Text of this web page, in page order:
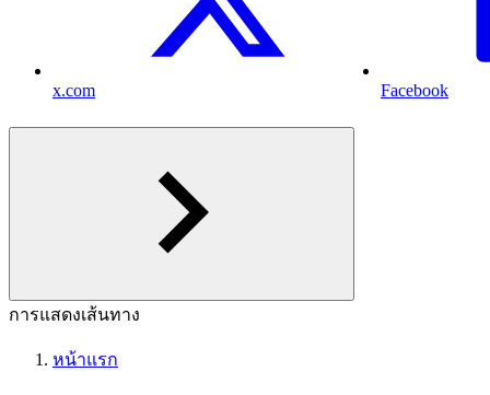
x.com Facebook
การแสดงเส้นทาง
หน้าแรก